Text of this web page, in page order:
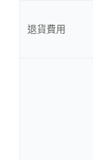
退貨費用